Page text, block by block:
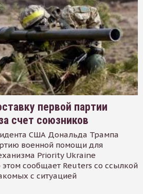
первой партии
счет союзников
США Дональда Трампа
военной помощи для
Priority Ukraine
сообщает Reuters со ссылкой
с ситуацией